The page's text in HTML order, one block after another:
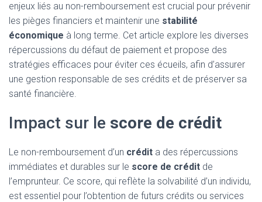
enjeux liés au non-remboursement est crucial pour prévenir
les pièges financiers et maintenir une stabilité
économique à long terme. Cet article explore les diverses
répercussions du défaut de paiement et propose des
stratégies efficaces pour éviter ces écueils, afin d’assurer
une gestion responsable de ses crédits et de préserver sa
santé financière.
Impact sur le score de crédit
Le non-remboursement d’un crédit a des répercussions
immédiates et durables sur le score de crédit de
l’emprunteur. Ce score, qui reflète la solvabilité d’un individu,
est essentiel pour l’obtention de futurs crédits ou services